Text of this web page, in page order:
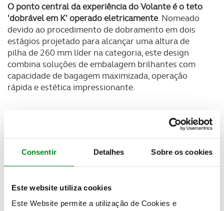
Consentir Detalhes Sobre os cookies
Este website utiliza cookies
Este Website permite a utilização de Cookies e
O ponto central da experiência do Volante é o teto
'dobrável em K' operado eletricamente. Nomeado
devido ao procedimento de dobramento em dois
estágios projetado para alcançar uma altura de
pilha de 260 mm líder na categoria, este design
combina soluções de embalagem brilhantes com
capacidade de bagagem maximizada, operação
rápida e estética impressionante.